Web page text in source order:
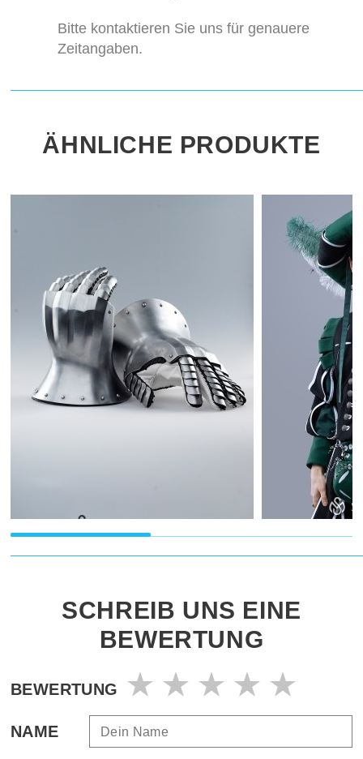
Bitte kontaktieren Sie uns für genauere
Zeitangaben.
ÄHNLICHE PRODUKTE
SCHREIB UNS EINE
BEWERTUNG
BEWERTUNG
NAME